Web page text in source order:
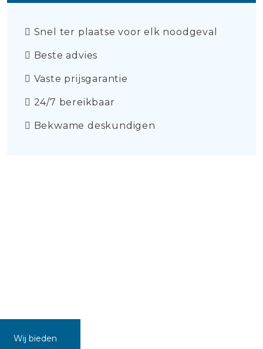
Snel ter plaatse voor elk noodgeval
Beste advies
Vaste prijsgarantie
24/7 bereikbaar
Bekwame deskundigen
Wij bieden